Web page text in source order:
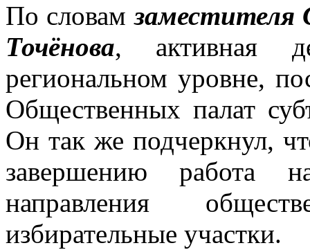
По словамзаместителя
Точёнова, активная
региональном уровне,
Общественных палат
Он так же подчеркнул,
завершению работа
направления
избирательные участки.